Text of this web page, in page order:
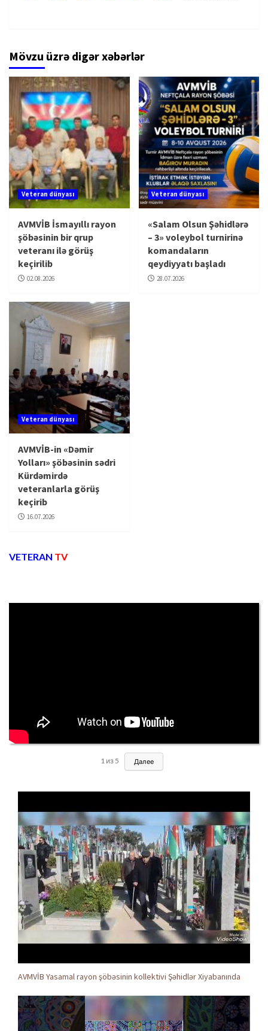
Mövzu üzrə digər xəbərlər
Veteran dünyası
AVMVİB İsmayıllı rayon
şöbəsinin bir qrup
veteranı ilə görüş
keçirilib
02.08.2026
Veteran dünyası
«Salam Olsun Şəhidlərə
– 3» voleybol turnirinə
komandaların
qeydiyyatı başladı
28.07.2026
Veteran dünyası
AVMVİB-in «Dəmir
Yolları» şöbəsinin sədri
Kürdəmirdə
veteranlarla görüş
keçirib
16.07.2026
VETERAN TV
1 из5 Далее
AVMVİB Yasamal rayon şöbəsinin kollektivi Şəhidlər Xiyabanında